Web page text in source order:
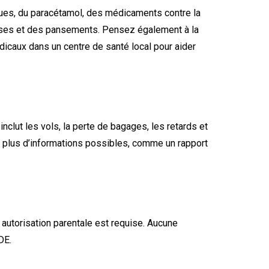
du paracétamol, des médicaments contre la
et des pansements. Pensez également à la
dans un centre de santé local pour aider
les vols, la perte de bagages, les retards et
d’informations possibles, comme un rapport
parentale est requise. Aucune